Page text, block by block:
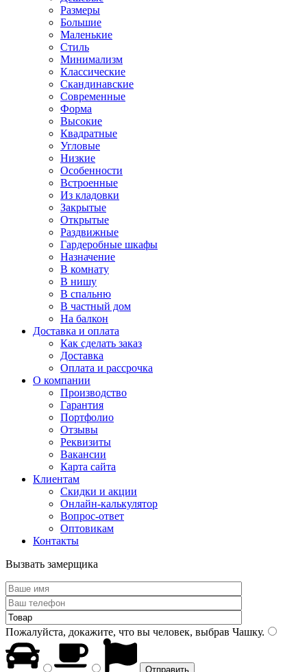
Размеры
Большие
Маленькие
Стиль
Минимализм
Классические
Скандинавские
Современные
Форма
Высокие
Квадратные
Угловые
Низкие
Особенности
Встроенные
Из кладовки
Закрытые
Открытые
Раздвижные
Гардеробные шкафы
Назначение
В комнату
В нишу
В спальню
В частный дом
На балкон
Доставка и оплата
Как сделать заказ
Доставка
Оплата и рассрочка
О компании
Производство
Гарантия
Портфолио
Отзывы
Реквизиты
Вакансии
Карта сайта
Клиентам
Скидки и акции
Онлайн-калькулятор
Вопрос-ответ
Оптовикам
Контакты
Вызвать замерщика
Пожалуйста, докажите, что вы человек, выбрав Чашку.